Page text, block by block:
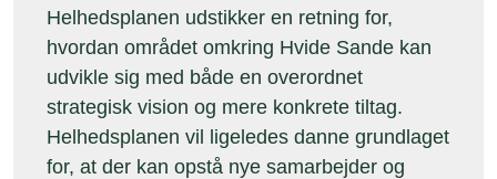
Helhedsplanen udstikker en retning for,
hvordan området omkring Hvide Sande kan
udvikle sig med både en overordnet
strategisk vision og mere konkrete tiltag.
Helhedsplanen vil ligeledes danne grundlaget
for, at der kan opstå nye samarbejder og